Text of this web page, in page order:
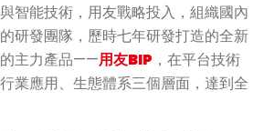
智能技術，用友戰略投入，組織國內
研發團隊，歷時七年研發打造的全新
主力產品——用友BIP ，在平台技術
業應用、生態體系三個層面，達到全